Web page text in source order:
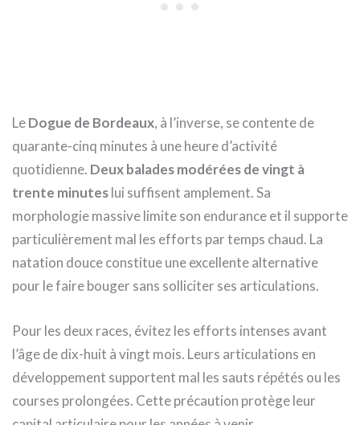
LeDogue de Bordeaux, à l’inverse, se contente de
quarante-cinq minutes à une heure d’activité
quotidienne. Deux balades modérées de vingt à
trente minuteslui suffisent amplement. Sa
morphologie massive limite son endurance et il supporte
particulièrement mal les efforts par temps chaud. La
natation douce constitue une excellente alternative
pour le faire bouger sans solliciter ses articulations.
Pour les deux races, évitez les efforts intenses avant
l’âge de dix-huit à vingt mois. Leurs articulations en
développement supportent mal les sauts répétés ou les
courses prolongées. Cette précaution protège leur